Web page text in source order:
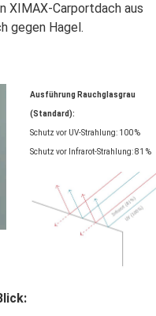
XIMAX-Carportdach aus
gegen Hagel.
Ausführung Rauchglasgrau
(Standard):
Schutz vor UV-Strahlung: 100 %
Schutz vor Infrarot-Strahlung: 81 %